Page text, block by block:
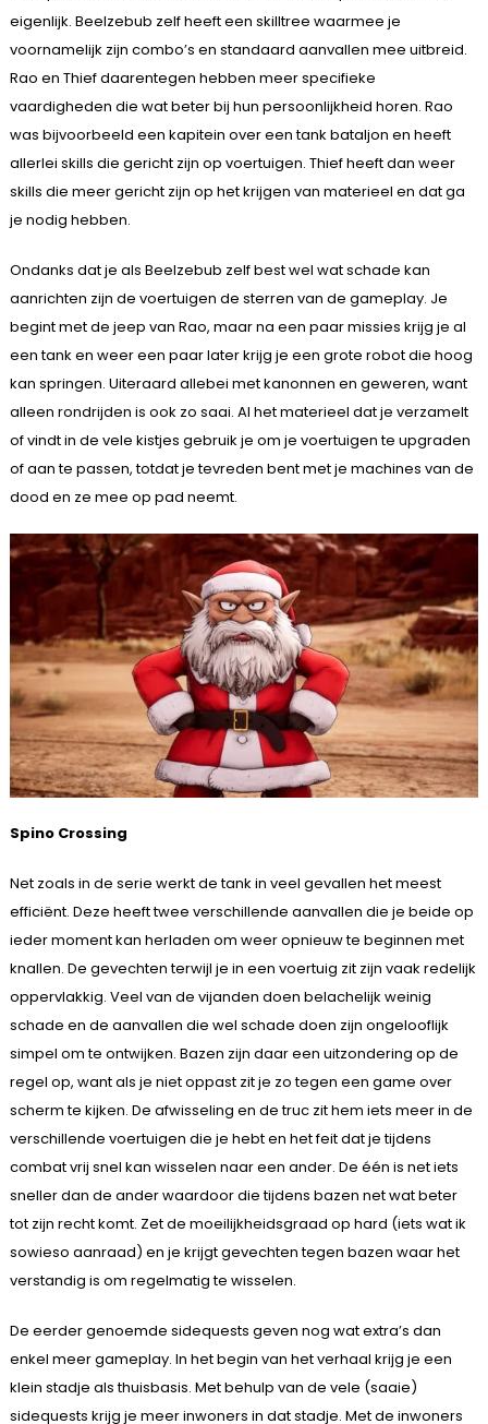
eigenlijk. Beelzebub zelf heeft een skilltree waarmee je
voornamelijk zijn combo’s en standaard aanvallen mee uitbreid.
Rao en Thief daarentegen hebben meer specifieke
vaardigheden die wat beter bij hun persoonlijkheid horen. Rao
was bijvoorbeeld een kapitein over een tank bataljon en heeft
allerlei skills die gericht zijn op voertuigen. Thief heeft dan weer
skills die meer gericht zijn op het krijgen van materieel en dat ga
je nodig hebben.
Ondanks dat je als Beelzebub zelf best wel wat schade kan
aanrichten zijn de voertuigen de sterren van de gameplay. Je
begint met de jeep van Rao, maar na een paar missies krijg je al
een tank en weer een paar later krijg je een grote robot die hoog
kan springen. Uiteraard allebei met kanonnen en geweren, want
alleen rondrijden is ook zo saai. Al het materieel dat je verzamelt
of vindt in de vele kistjes gebruik je om je voertuigen te upgraden
of aan te passen, totdat je tevreden bent met je machines van de
dood en ze mee op pad neemt.
Spino Crossing
Net zoals in de serie werkt de tank in veel gevallen het meest
efficiënt. Deze heeft twee verschillende aanvallen die je beide op
ieder moment kan herladen om weer opnieuw te beginnen met
knallen. De gevechten terwijl je in een voertuig zit zijn vaak redelijk
oppervlakkig. Veel van de vijanden doen belachelijk weinig
schade en de aanvallen die wel schade doen zijn ongelooflijk
simpel om te ontwijken. Bazen zijn daar een uitzondering op de
regel op, want als je niet oppast zit je zo tegen een game over
scherm te kijken. De afwisseling en de truc zit hem iets meer in de
verschillende voertuigen die je hebt en het feit dat je tijdens
combat vrij snel kan wisselen naar een ander. De één is net iets
sneller dan de ander waardoor die tijdens bazen net wat beter
tot zijn recht komt. Zet de moeilijkheidsgraad op hard (iets wat ik
sowieso aanraad) en je krijgt gevechten tegen bazen waar het
verstandig is om regelmatig te wisselen.
De eerder genoemde sidequests geven nog wat extra’s dan
enkel meer gameplay. In het begin van het verhaal krijg je een
klein stadje als thuisbasis. Met behulp van de vele (saaie)
sidequests krijg je meer inwoners in dat stadje. Met de inwoners